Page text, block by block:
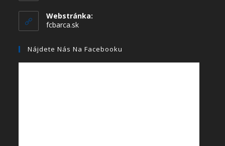
Webstránka:
fcbarca.sk
Nájdete Nás Na Facebooku